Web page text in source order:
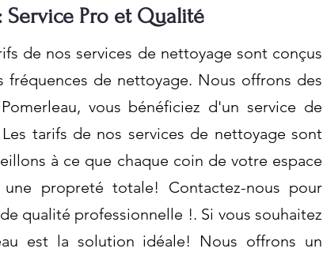
Service Pro et Qualité
de nos services de nettoyage sont conçus
de nettoyage. Nous offrons des
vous bénéficiez d'un service de
tarifs de nos services de nettoyage sont
à ce que chaque coin de votre espace
propreté totale! Contactez-nous pour
qualité professionnelle !. Si vous souhaitez
est la solution idéale! Nous offrons un